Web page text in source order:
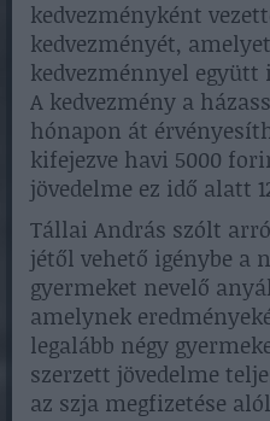
kedvezményként
kedvezményét,
kedvezménnyel
A kedvezmény a
hónapon át
kifejezve havi 5000
jövedelme ez idő alatt
Tállai András szólt
jétől vehető igénybe a
gyermeket nevelő
amelynek
legalább négy
szerzett jövedelme
az szja megfizetése